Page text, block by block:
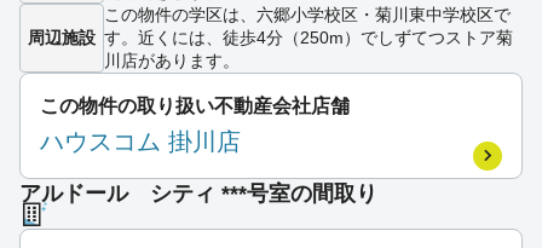
周辺施設
この物件の学区は、六郷小学校区・菊川東中学校区で
す。近くには、徒歩4分（250m）でしずてつストア菊
川店があります。
この物件の取り扱い不動産会社店舗
ハウスコム 掛川店
アルドール シティ ***号室の間取り